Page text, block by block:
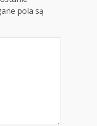
pola są